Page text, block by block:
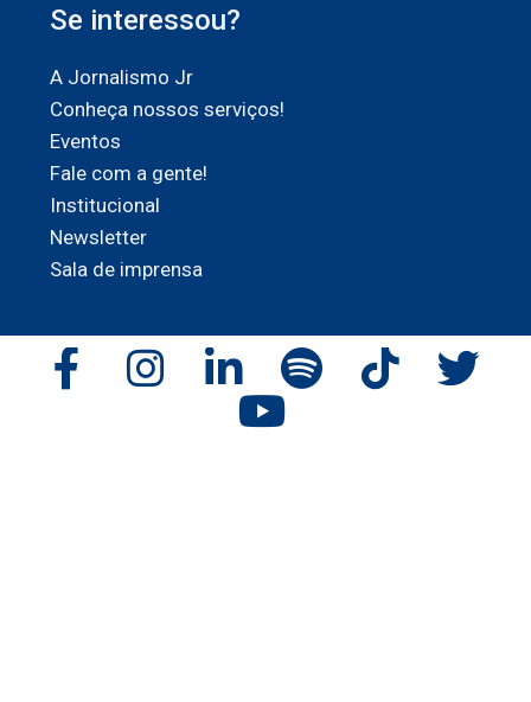
Se interessou?
A Jornalismo Jr
Conheça nossos serviços!
Eventos
Fale com a gente!
Institucional
Newsletter
Sala de imprensa